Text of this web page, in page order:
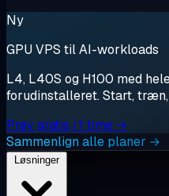
Ny
GPU VPS til AI-workloads
L4, L40S og H100 med
forudinstalleret. Start,
Prøv gratis i 1 time →
Sammenlign alle planer →
Løsninger